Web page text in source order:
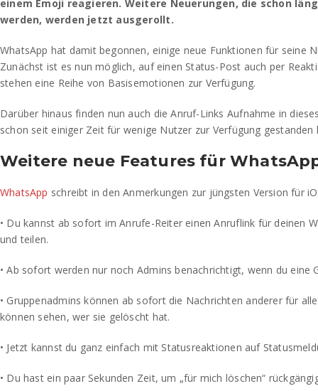
einem Emoji reagieren. Weitere Neuerungen, die schon
werden, werden jetzt ausgerollt.
WhatsApp hat damit begonnen, einige neue Funktionen für seine
Zunächst ist es nun möglich, auf einen Status-Post auch per
stehen eine Reihe von Basisemotionen zur Verfügung.
Darüber hinaus finden nun auch die Anruf-Links Aufnahme in
schon seit einiger Zeit für wenige Nutzer zur Verfügung gestanden
Weitere neue Features für
WhatsApp schreibt in den Anmerkungen zur jüngsten Version für
• Du kannst ab sofort im Anrufe-Reiter einen Anruflink für deinen
und teilen.
• Ab sofort werden nur noch Admins benachrichtigt, wenn du eine
• Gruppenadmins können ab sofort die Nachrichten anderer für
können sehen, wer sie gelöscht hat.
• Jetzt kannst du ganz einfach mit Statusreaktionen auf
• Du hast ein paar Sekunden Zeit, um „für mich löschen“